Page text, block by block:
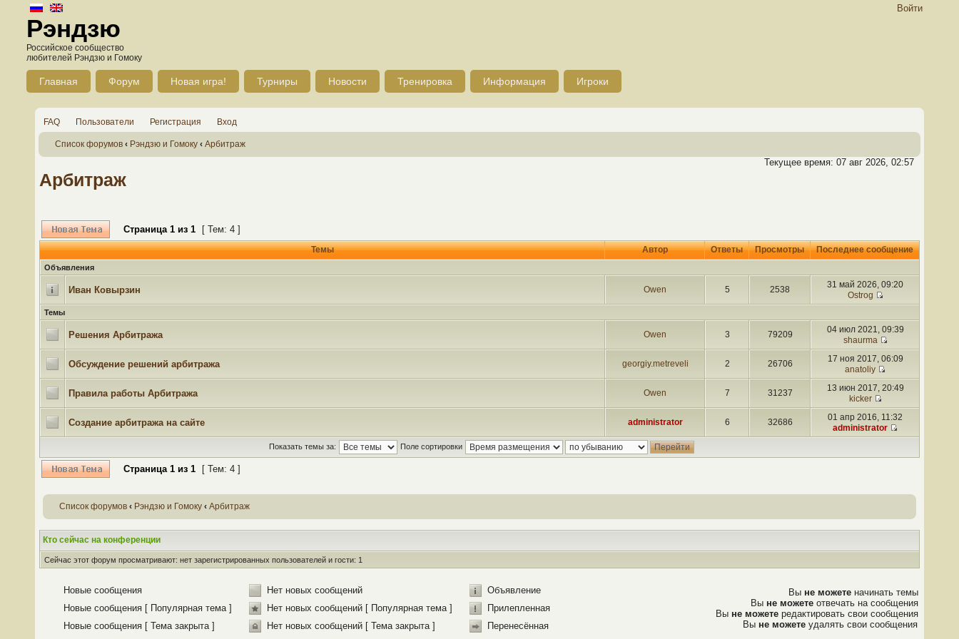
Войти
Рэндзю
Российское сообщество
любителей Рэндзю и Гомоку
Главная Форум Новая игра! Турниры Новости Тренировка Информация Игроки
FAQ Пользователи Регистрация Вход
Список форумов ‹ Рэндзю и Гомоку ‹ Арбитраж
Текущее время: 07 авг 2026, 02:57
Арбитраж
Страница 1 из 1 [ Тем: 4 ]
Темы Автор Ответы Просмотры Последнее сообщение
Объявления
Иван Ковырзин Owen 5 2538
31 май 2026, 09:20
Ostrog
Темы
Решения Арбитража Owen 3 79209
04 июл 2021, 09:39
shaurma
Обсуждение решений арбитража georgiy.metreveli 2 26706
17 ноя 2017, 06:09
anatoliy
Правила работы Арбитража Owen 7 31237
13 июн 2017, 20:49
kicker
Создание арбитража на сайте administrator 6 32686
01 апр 2016, 11:32
administrator
Показать темы за: Поле сортировки
Страница 1 из 1 [ Тем: 4 ]
Список форумов ‹ Рэндзю и Гомоку ‹ Арбитраж
Кто сейчас на конференции
Сейчас этот форум просматривают: нет зарегистрированных пользователей и гости: 1
Новые сообщения Нет новых сообщений
Объявление
Новые сообщения [ Популярная тема ]
Нет новых сообщений [ Популярная тема ]
Прилепленная
Новые сообщения [ Тема закрыта ]
Нет новых сообщений [ Тема закрыта ] Перенесённая
Вы не можете начинать темы
Вы не можете отвечать на сообщения
Вы не можете редактировать свои сообщения
Вы не можете удалять свои сообщения